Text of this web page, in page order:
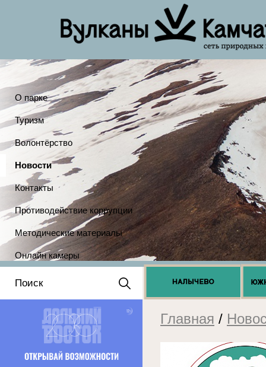
О парке
Туризм
Волонтёрство
Новости
Контакты
Противодействие коррупции
Методические материалы
Онлайн камеры
Положение о выдаче
разрешений 2025
Главная /